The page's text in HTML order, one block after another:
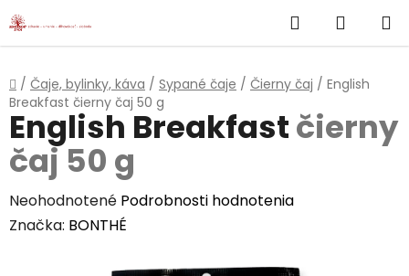
Prejsť
na
Hľadať
KOŠÍK
Domov
/ Čaje, bylinky, káva / Sypané čaje / Čierny čaj / English
Breakfast čierny čaj 50 g
English Breakfastčierny
čaj 50 g
Priemerné
hodnotenie
Neohodnotené Podrobnosti hodnotenia
Značka: BONTHÉ